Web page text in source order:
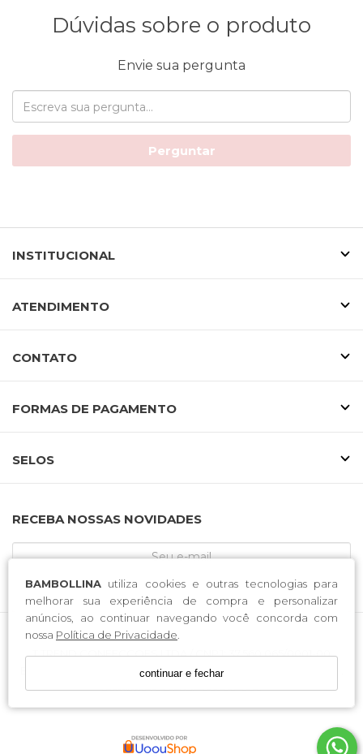
BAMBOLLINA utiliza cookies e outras tecnologias para
melhorar sua experiência de compra e personalizar
anúncios, ao continuar navegando você concorda com
nossa Política de Privacidade
continuar e fechar
Dúvidas sobre o produto
Envie sua pergunta
Perguntar
INSTITUCIONAL
ATENDIMENTO
CONTATO
FORMAS DE PAGAMENTO
SELOS
RECEBA NOSSAS NOVIDADES
CADASTRE-SE
T TREND CONFECCOES LTDA / CNPJ: 37.560.065/0001-00
Endereço: Rodovia José Tiscoski . 1651 . Bairro Boa Esperança .
Sombrio . SC . CEP 88960-000